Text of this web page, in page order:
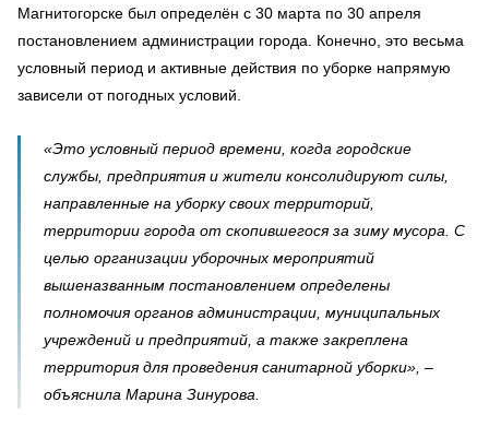
Магнитогорске был определён с 30 марта по 30 апреля
постановлением администрации города. Конечно, это весьма
условный период и активные действия по уборке напрямую
зависели от погодных условий.
«Это условный период времени, когда городские
службы, предприятия и жители консолидируют силы,
направленные на уборку своих территорий,
территории города от скопившегося за зиму мусора. С
целью организации уборочных мероприятий
вышеназванным постановлением определены
полномочия органов администрации, муниципальных
учреждений и предприятий, а также закреплена
территория для проведения санитарной уборки», –
объяснила Марина Зинурова.